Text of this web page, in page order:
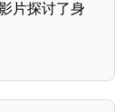
片探讨了身